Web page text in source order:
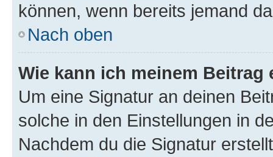
können, wenn bereits jemand
Nach oben
Wie kann ich meinem
Um eine Signatur an deinen
solche in den Einstellungen in
Nachdem du die Signatur